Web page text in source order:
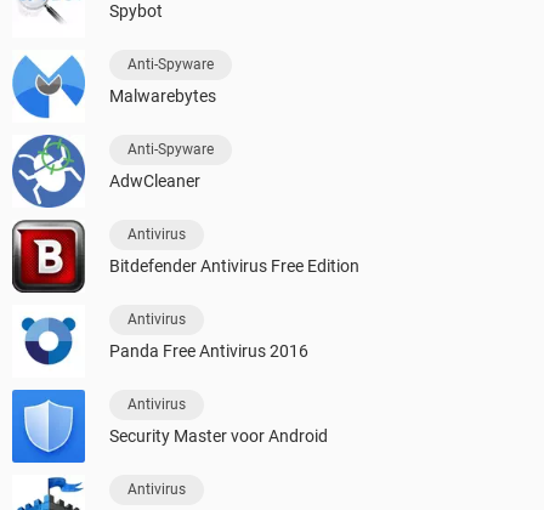
Spybot
Anti-Spyware
Malwarebytes
Anti-Spyware
AdwCleaner
Antivirus
Bitdefender Antivirus Free Edition
Antivirus
Panda Free Antivirus 2016
Antivirus
Security Master voor Android
Antivirus